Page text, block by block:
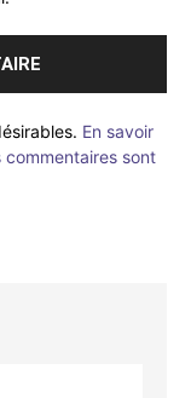
En savoir
sont